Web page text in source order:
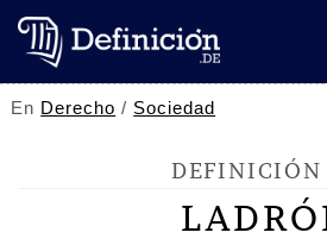
En Derecho / Sociedad
DEFINICIÓN